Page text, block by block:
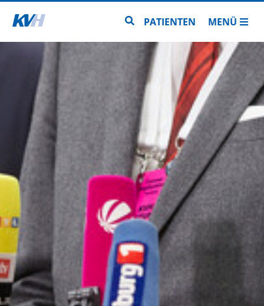
Zur Startseite Zur Seitensuche
PATIENTEN MENÜ